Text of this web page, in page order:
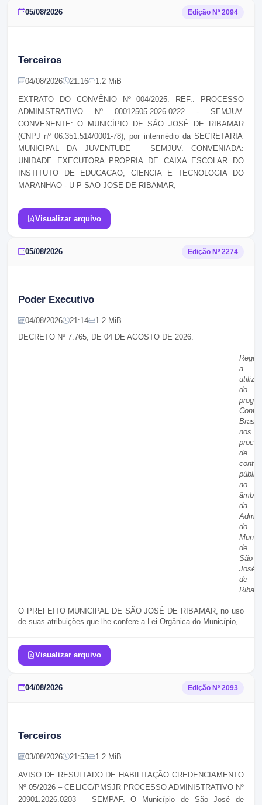
05/08/2026 Edição Nº2094
Terceiros
04/08/2026 21:16 1.2 MiB
EXTRATO
DO CONVÊNIO Nº 004/2025. REF.: PROCESSO
ADMINISTRATIVO Nº 00012505.2026.0222 - SEMJUV.
CONVENENTE: O
MUNICÍPIO DE SÃO JOSÉ DE RIBAMAR
(CNPJ nº 06.351.514/0001-78), por intermédio da SECRETARIA
MUNICIPAL DA JUVENTUDE – SEMJUV. CONVENIADA:
UNIDADE EXECUTORA PROPRIA DE CAIXA ESCOLAR DO
INSTITUTO DE EDUCACAO, CIENCIA E TECNOLOGIA DO
MARANHAO - U P SAO JOSE DE RIBAMAR,
Visualizar arquivo
05/08/2026 Edição Nº2274
Poder Executivo
04/08/2026 21:14 1.2 MiB
DECRETO Nº 7.765, DE 04 DE AGOSTO DE 2026.
a
do
Brasil
nos
de
no
âmbito
da
do
de
São
José
de
O PREFEITO MUNICIPAL DE SÃO JOSÉ DE RIBAMAR, no uso
de suas atribuições que lhe confere a Lei Orgânica do Município,
Visualizar arquivo
04/08/2026 Edição Nº2093
Terceiros
03/08/2026 21:53 1.2 MiB
AVISO DE RESULTADO DE HABILITAÇÃO CREDENCIAMENTO
Nº 05/2026 – CELICC/PMSJR PROCESSO ADMINISTRATIVO Nº
20901.2026.0203 – SEMPAF. O Município de São José de